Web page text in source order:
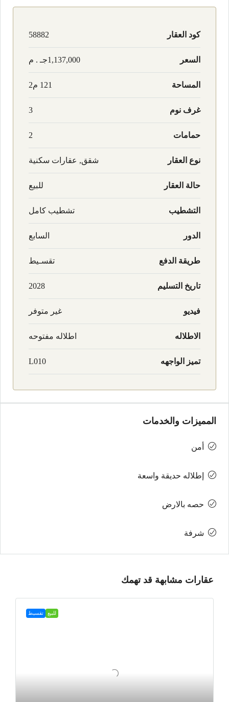
كود العقار 58882
السعر 1,137,000جـ . م
المساحة 121 م2
غرف نوم 3
حمامات 2
نوع العقار شقق, عقارات سكنية
حالة العقار للبيع
التشطيب تشطيب كامل
الدور السابع
طريقة الدفع تقسـيط
تاريخ التسليم 2028
فيديو غير متوفر
الاطلاله اطلاله مفتوحه
تميز الواجهه L010
المميزات والخدمات
أمن
إطلاله حديقة واسعة
حصه بالارض
شرفة
عقارات مشابهة قد تهمك
للبيع تقسيط